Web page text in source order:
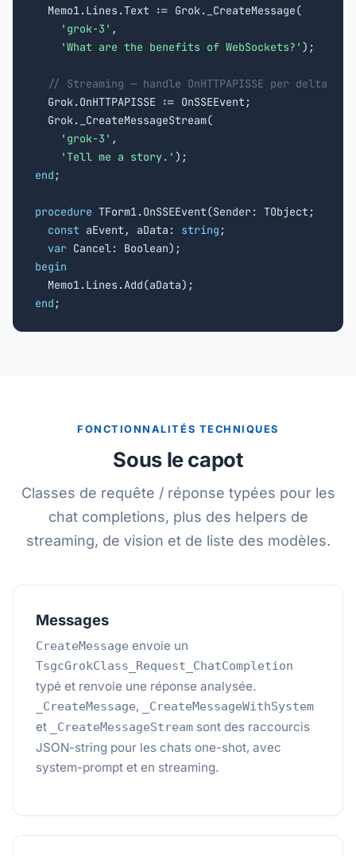
  Memo1.Lines.Text := Grok._CreateMessage(
'grok-3' ,
'What are the benefits of WebSockets?' );
// Streaming — handle OnHTTPAPISSE per delta
  Grok.OnHTTPAPISSE := OnSSEEvent;
  Grok._CreateMessageStream(
'grok-3' ,
'Tell me a story.'
end ;
procedure TForm1.OnSSEEvent(Sender: TObject;
const aEvent, aData: string ;
var
begin
end ;
FONCTIONNALITÉS TECHNIQUES
Sous le capot
Classes de requête / réponse typées pour les
chat completions, plus des helpers de
streaming, de vision et de liste des modèles.
Messages
CreateMessage envoie un
TsgcGrokClass_Request_ChatCompletion
typé et renvoie une réponse analysée.
_CreateMessage, _CreateMessageWithSystem
et _CreateMessageStream sont des raccourcis
JSON-string pour les chats one-shot, avec
system-prompt et en streaming.